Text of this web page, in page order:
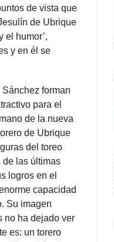
de vista que
de Ubrique
el humor’,
y en él se
forman
para el
de la nueva
de Ubrique
del toreo
de las últimas
logros en el
capacidad
Su imagen
no ha dejado ver
es: un torero